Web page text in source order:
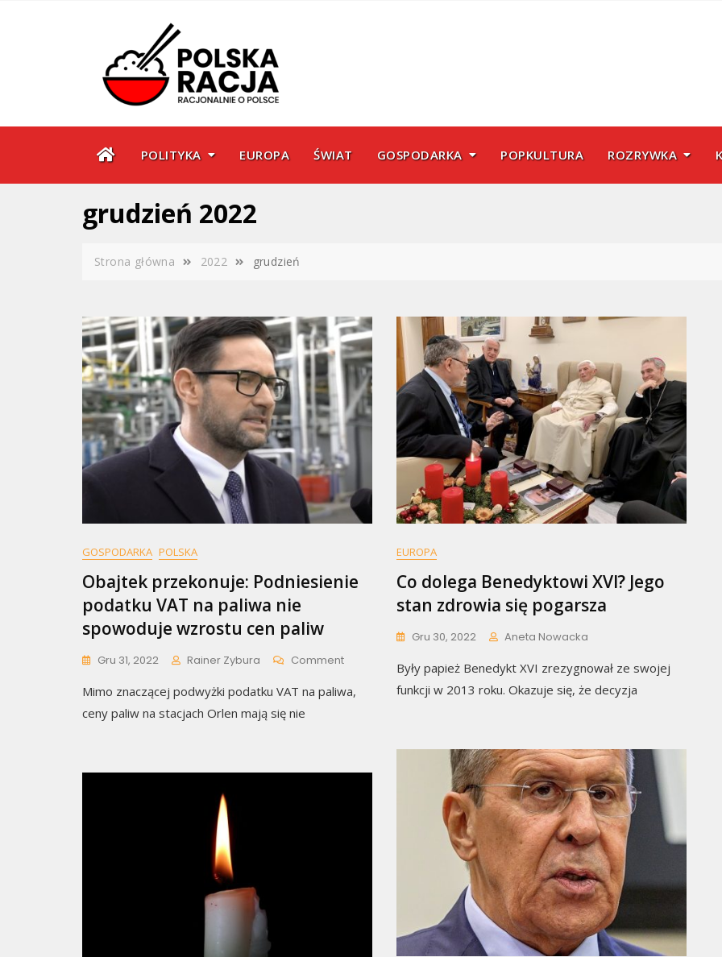
POLITYKA EUROPA ŚWIAT GOSPODARKA POPKULTURA ROZRYWKA
grudzień 2022
Strona główna 2022 grudzień
GOSPODARKA POLSKA
Obajtek przekonuje: Podniesienie
podatku VAT na paliwa nie
spowoduje wzrostu cen paliw
Gru 31, 2022 Rainer Zybura CommentOn
Przekonuje:
Paliwa
Mimo znaczącej podwyżki podatku VAT na paliwa,
ceny paliw na stacjach Orlen mają się nie
EUROPA
Co dolega Benedyktowi XVI? Jego
stan zdrowia się pogarsza
Gru 30, 2022 Aneta Nowacka
Były papież Benedykt XVI zrezygnował ze swojej
funkcji w 2013 roku. Okazuje się, że decyzja